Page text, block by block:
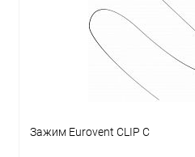
Зажим Eurovent CLIP C